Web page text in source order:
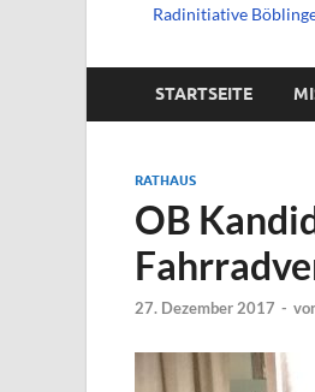
Radinitiative
STARTSEITE
RATHAUS
OB
27. Dezember 2017 -